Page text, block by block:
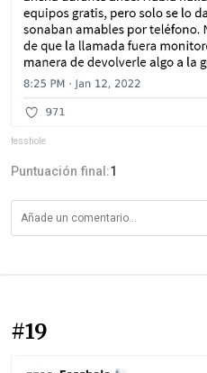
fesshole
Puntuación final:1
#19